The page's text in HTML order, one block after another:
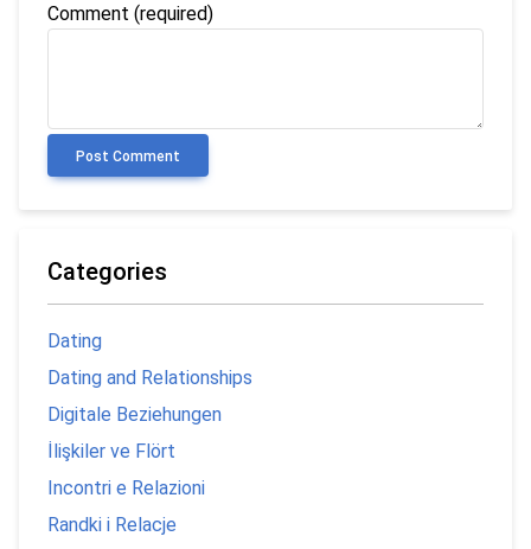
Comment (required)
Post Comment
Categories
Dating
Dating and Relationships
Digitale Beziehungen
İlişkiler ve Flört
Incontri e Relazioni
Randki i Relacje